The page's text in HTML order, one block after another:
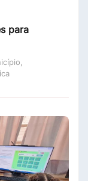
para